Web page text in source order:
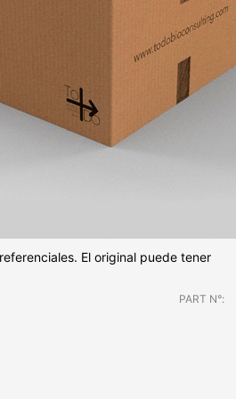
El original puede tener
PART N°: